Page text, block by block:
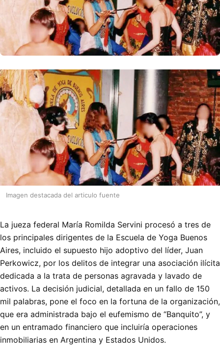
Imagen destacada del articulo fuente
La jueza federal María Romilda Servini procesó a tres de
los principales dirigentes de la Escuela de Yoga Buenos
Aires, incluido el supuesto hijo adoptivo del líder, Juan
Perkowicz, por los delitos de integrar una asociación ilícita
dedicada a la trata de personas agravada y lavado de
activos. La decisión judicial, detallada en un fallo de 150
mil palabras, pone el foco en la fortuna de la organización,
que era administrada bajo el eufemismo de “Banquito”, y
en un entramado financiero que incluiría operaciones
inmobiliarias en Argentina y Estados Unidos.